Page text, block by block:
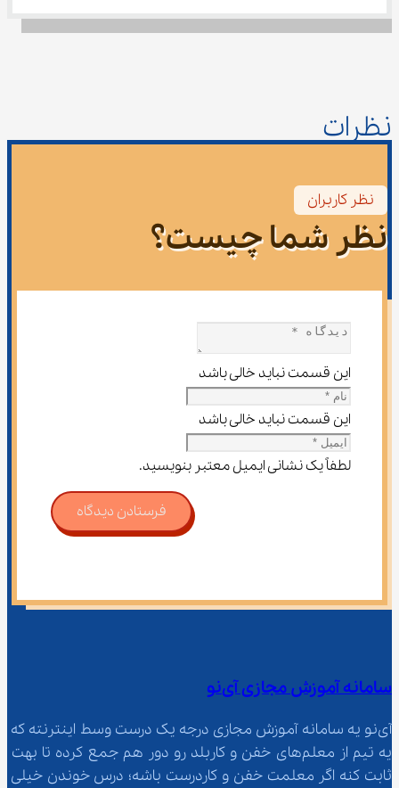
نظرات
نظر کاربران
نظر شما چیست؟
این قسمت نباید خالی باشد
این قسمت نباید خالی باشد
لطفاً یک نشانی ایمیل معتبر بنویسید.
فرستادن دیدگاه
سامانه آموزش مجازی آی‌نو
آی‌نو یه سامانه آموزش مجازی درجه یک درست وسط اینترنته که
یه تیم از معلم‌‌های خفن و کاربلد رو دور هم جمع کرده تا بهت
ثابت کنه اگر معلمت خفن و کاردرست باشه؛ درس خوندن خیلی